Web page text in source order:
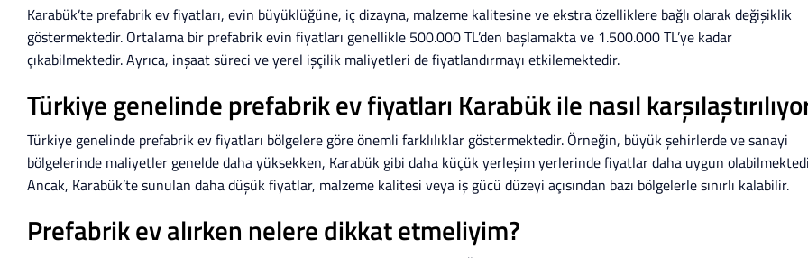
Karabük’te prefabrik ev fiyatları, evin büyüklüğüne, iç dizayna, malzeme kalitesine ve ekstra özelliklere bağlı olarak değişiklik
göstermektedir. Ortalama bir prefabrik evin fiyatları genellikle 500.000 TL’den başlamakta ve 1.500.000 TL’ye kadar
çıkabilmektedir. Ayrıca, inşaat süreci ve yerel işçilik maliyetleri de fiyatlandırmayı etkilemektedir.
Türkiye genelinde prefabrik ev fiyatları Karabük ile nasıl
Türkiye genelinde prefabrik ev fiyatları bölgelere göre önemli farklılıklar göstermektedir. Örneğin, büyük şehirlerde ve sanayi
bölgelerinde maliyetler genelde daha yüksekken, Karabük gibi daha küçük yerleşim yerlerinde fiyatlar daha uygun
Ancak, Karabük’te sunulan daha düşük fiyatlar, malzeme kalitesi veya iş gücü düzeyi açısından bazı bölgelerle sınırlı kalabilir.
Prefabrik ev alırken nelere dikkat etmeliyim?